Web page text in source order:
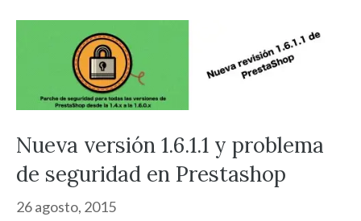
Nueva versión 1.6.1.1 y problema
de seguridad en Prestashop
26 agosto, 2015